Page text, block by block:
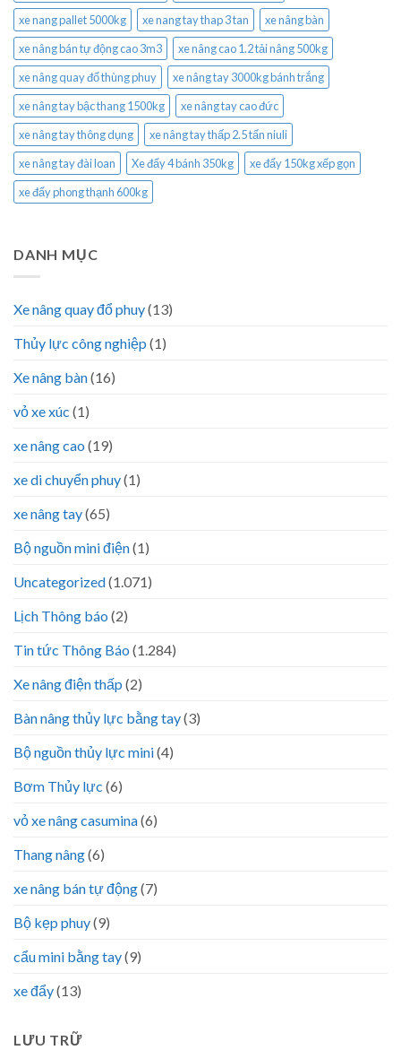
xe nang pallet 5000kg
xe nang tay thap 3 tan
xe nâng bàn
xe nâng bán tự động cao 3m3
xe nâng cao 1.2 tải nâng 500kg
xe nâng quay đổ thùng phuy
xe nâng tay 3000kg bánh trắng
xe nâng tay bậc thang 1500kg
xe nâng tay cao đức
xe nâng tay thông dụng
xe nâng tay thấp 2.5 tấn niuli
xe nâng tay đài loan
Xe đẩy 4 bánh 350kg
xe đẩy 150kg xếp gọn
xe đẩy phong thạnh 600kg
DANH MỤC
Xe nâng quay đổ phuy(13)
Thủy lực công nghiệp (1)
Xe nâng bàn(16)
vỏ xe xúc (1)
xe nâng cao (19)
xe di chuyển phuy(1)
xe nâng tay(65)
Bộ nguồn mini điện(1)
Uncategorized(1.071)
Lịch Thông báo (2)
Tin tức Thông Báo (1.284)
Xe nâng điện thấp (2)
Bàn nâng thủy lực bằng tay(3)
Bộ nguồn thủy lực mini(4)
Bơm Thủy lực (6)
vỏ xe nâng casumina(6)
Thang nâng(6)
xe nâng bán tự động(7)
Bộ kẹp phuy(9)
cẩu mini bằng tay(9)
xe đẩy(13)
LƯU TRỮ